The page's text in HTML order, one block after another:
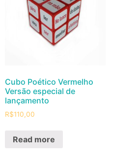
Cubo Poético Vermelho
Versão especial de
lançamento
R$110,00
Read more